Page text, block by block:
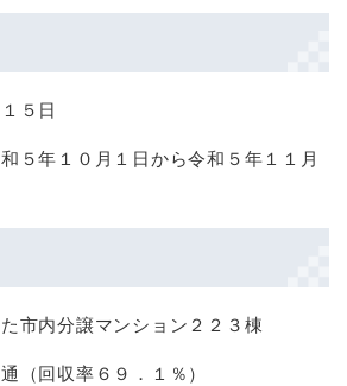
５日
５年１０月１日から令和５年１１月
市内分譲マンション２２３棟​
（回収率６９．１％）